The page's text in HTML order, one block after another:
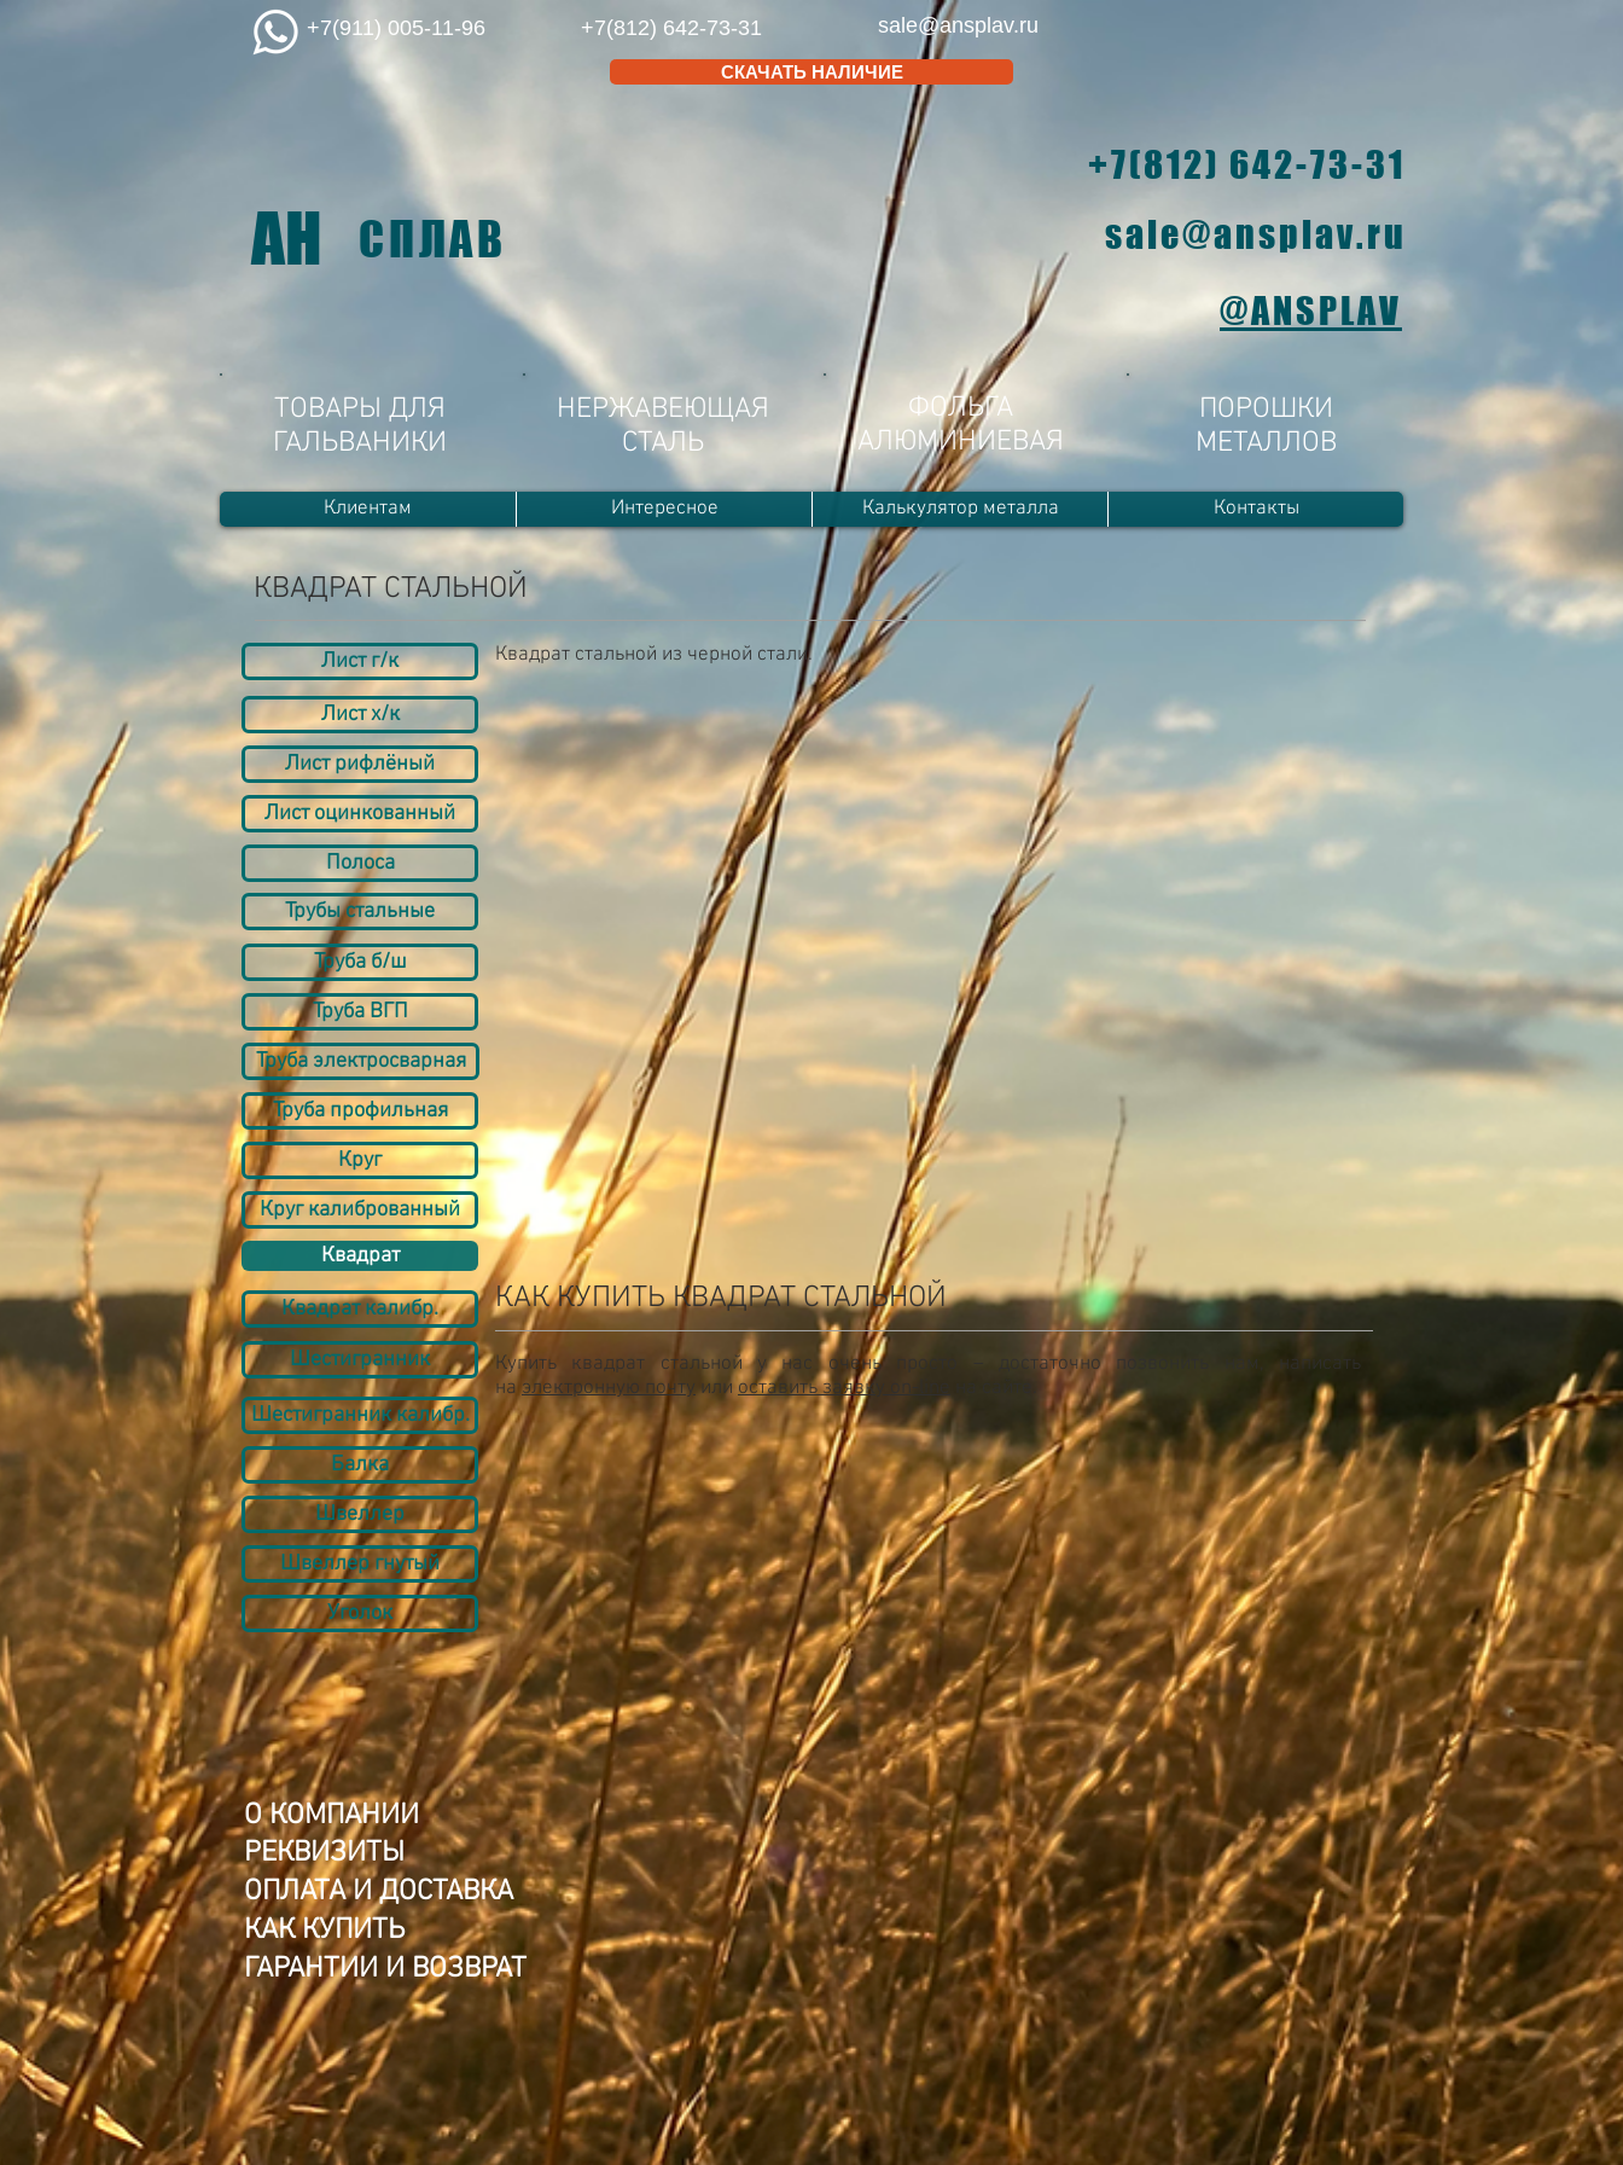
+7(911) 005-11-96 +7(812) 642-73-31 sale@ansplav.ru
СКАЧАТЬ НАЛИЧИЕ
КВАДРАТ СТАЛЬНОЙ
Лист г/к Квадрат стальной из черной стали.
Лист х/к
Лист рифлёный
Лист оцинкованный
Полоса
Труба б/ш
Труба ВГП
Труба электросварная
Труба профильная
Круг
Круг калиброванный
Квадрат
Квадрат калибр. КАК КУПИТЬ КВАДРАТ СТАЛЬНОЙ
Шестигранник
Шестигранник калибр.
Купить квадрат стальной у нас очень просто – достаточно позвонить нам, написать
наэлектронную почту или оставить заявку on-line
Балка
Швеллер
Швеллер гнутый
Уголок
Трубы стальные
АН СПЛАВ
+7(812) 642-73-31
sale@ansplav.ru
@ANSPLAV
ТОВАРЫ ДЛЯ
ГАЛЬВАНИКИ
НЕРЖАВЕЮЩАЯ
СТАЛЬ
ФОЛЬГА
АЛЮМИНИЕВАЯ
ПОРОШКИ
МЕТАЛЛОВ
Клиентам Интересное Калькулятор металла Контакты
О КОМПАНИИ
РЕКВИЗИТЫ
ОПЛАТА И ДОСТАВКА
КАК КУПИТЬ
ГАРАНТИИ И ВОЗВРАТ